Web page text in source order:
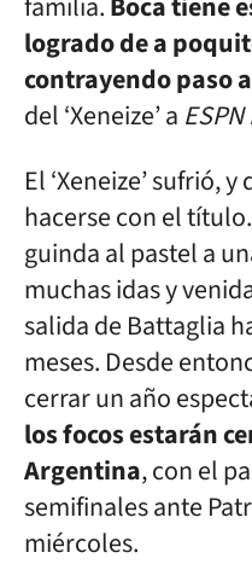
logrado de a
contrayendo paso
del ‘Xeneize’ a
El ‘Xeneize’ sufrió,
hacerse con el
guinda al pastel a
muchas idas y
salida de Battaglia
meses. Desde
cerrar un año
los focos estarán
Argentina, con el
semifinales ante
miércoles.